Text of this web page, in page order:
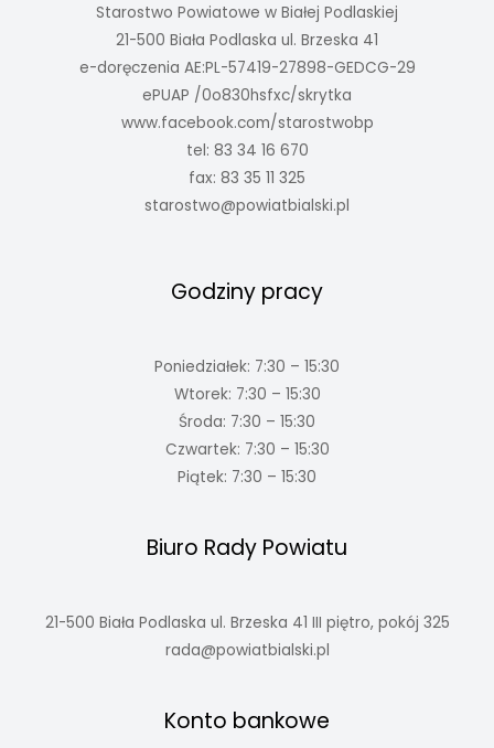
Starostwo Powiatowe w Białej Podlaskiej
21-500 Biała Podlaska ul. Brzeska 41
e-doręczenia AE:PL-57419-27898-GEDCG-29
ePUAP /0o830hsfxc/skrytka
www.facebook.com/starostwobp
tel: 83 34 16 670
fax: 83 35 11 325
starostwo@powiatbialski.pl
Godziny pracy
Poniedziałek: 7:30 – 15:30
Wtorek: 7:30 – 15:30
Środa: 7:30 – 15:30
Czwartek: 7:30 – 15:30
Piątek: 7:30 – 15:30
Biuro Rady Powiatu
21-500 Biała Podlaska ul. Brzeska 41 III piętro, pokój 325
rada@powiatbialski.pl
Konto bankowe